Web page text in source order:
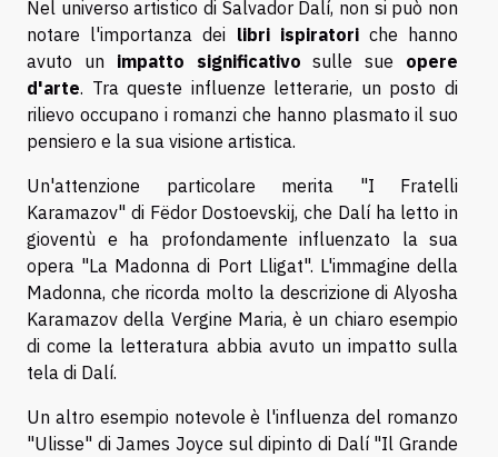
Nel universo artistico di Salvador Dalí, non si può non
notare l'importanza dei libri ispiratoriche hanno
avuto un impatto significativo sulle sue opere
d'arte. Tra queste influenze letterarie, un posto di
rilievo occupano i romanzi che hanno plasmato il suo
pensiero e la sua visione artistica.
Un'attenzione particolare merita "I Fratelli
Karamazov" di Fëdor Dostoevskij, che Dalí ha letto in
gioventù e ha profondamente influenzato la sua
opera "La Madonna di Port Lligat". L'immagine della
Madonna, che ricorda molto la descrizione di Alyosha
Karamazov della Vergine Maria, è un chiaro esempio
di come la letteratura abbia avuto un impatto sulla
tela di Dalí.
Un altro esempio notevole è l'influenza del romanzo
"Ulisse" di James Joyce sul dipinto di Dalí "Il Grande